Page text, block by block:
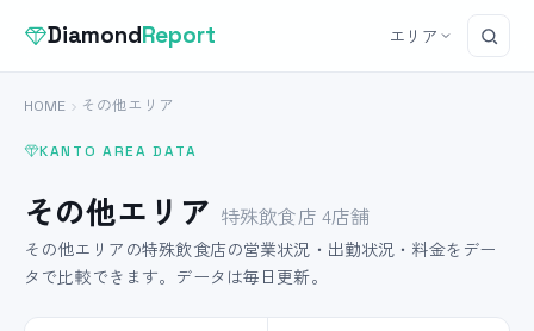
DiamondReport エリア
HOME その他エリア
KANTO AREA DATA
その他エリア 特殊飲食店 4店舗
その他エリアの特殊飲食店の営業状況・出勤状況・料金をデー
タで比較できます。データは毎日更新。